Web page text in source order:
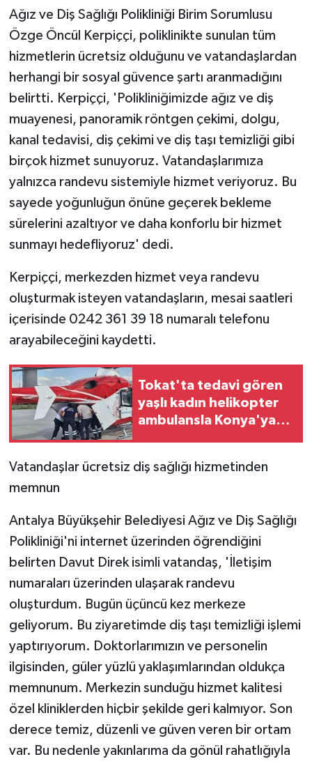
Ağız ve Diş Sağlığı Polikliniği Birim Sorumlusu
Özge Öncül Kerpiççi, poliklinikte sunulan tüm
hizmetlerin ücretsiz olduğunu ve vatandaşlardan
herhangi bir sosyal güvence şartı aranmadığını
belirtti. Kerpiççi, 'Polikliniğimizde ağız ve diş
muayenesi, panoramik röntgen çekimi, dolgu,
kanal tedavisi, diş çekimi ve diş taşı temizliği gibi
birçok hizmet sunuyoruz. Vatandaşlarımıza
yalnızca randevu sistemiyle hizmet veriyoruz. Bu
sayede yoğunluğun önüne geçerek bekleme
sürelerini azaltıyor ve daha konforlu bir hizmet
sunmayı hedefliyoruz' dedi.
Kerpiççi, merkezden hizmet veya randevu
oluşturmak isteyen vatandaşların, mesai saatleri
içerisinde 0242 361 39 18 numaralı telefonu
arayabileceğini kaydetti.
Tokat'ta tedavi gören
yaşlı kadın helikopter
ambulansla Konya'ya
Vatandaşlar ücretsiz diş sağlığı hizmetinden
memnun
Antalya Büyükşehir Belediyesi Ağız ve Diş Sağlığı
Polikliniği'ni internet üzerinden öğrendiğini
belirten Davut Direk isimli vatandaş, 'İletişim
numaraları üzerinden ulaşarak randevu
oluşturdum. Bugün üçüncü kez merkeze
geliyorum. Bu ziyaretimde diş taşı temizliği işlemi
yaptırıyorum. Doktorlarımızın ve personelin
ilgisinden, güler yüzlü yaklaşımlarından oldukça
memnunum. Merkezin sunduğu hizmet kalitesi
özel kliniklerden hiçbir şekilde geri kalmıyor. Son
derece temiz, düzenli ve güven veren bir ortam
var. Bu nedenle yakınlarıma da gönül rahatlığıyla
SİYASET
TEKNOLOJİ
Turizm
ÜLKE GÜNDEMİ
YAŞAM
YEREL